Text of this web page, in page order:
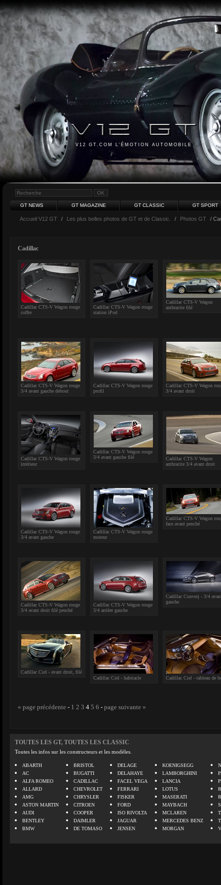
V12 GT.COM L'ÉMOTION AUTOMOBILE
GT NEWS GT MAGAZINE GT CLASSIC GT SPORT
Accueil V12 GT / Les plus belles photos de GT et de Classic. / Photos GT /
Cadillac
Cadillac CTS-V Wagon rouge
coffre
Cadillac CTS-V Wagon rouge
station iPod
Cadillac CTS-V Wagon
anthracite filé
Cadillac CTS-V Wagon rouge
3/4 avant gauche debout
Cadillac CTS-V Wagon rouge
profil
Cadillac CTS-V Wagon
3/4 avant droit
Cadillac CTS-V Wagon rouge
intérieur
Cadillac CTS-V Wagon rouge
3/4 avant gauche filé
Cadillac CTS-V Wagon
anthracite 3/4 avant droit
Cadillac CTS-V Wagon rouge
3/4 avant gauche
Cadillac CTS-V Wagon rouge
moteur
Cadillac CTS-V Wagon
face avant penché
Cadillac CTS-V Wagon rouge
3/4 avant droit filé penché
Cadillac CTS-V Wagon rouge
3/4 arrière gauche
Cadillac Converj - 3/4
gauche
Cadillac Ciel - avant droit, filé
Cadillac Ciel - habitacle
Cadillac Ciel - tableau de
« page précédente - 1 2 3 4 5 6 - page suivante »
TOUTES LES GT, TOUTES LES CLASSIC
Toutes les infos sur les constructeurs et les modèles.
ABARTH
AC
ALFA ROMEO
ALLARD
AMG
ASTON MARTIN
AUDI
BENTLEY
BMW
BRISTOL
BUGATTI
CADILLAC
CHEVROLET
CHRYSLER
CITROEN
COOPER
DAIMLER
DE TOMASO
DELAGE
DELAHAYE
FACEL VEGA
FERRARI
FISKER
FORD
ISO RIVOLTA
JAGUAR
JENSEN
KOENIGSEGG
LAMBORGHINI
LANCIA
LOTUS
MASERATI
MAYBACH
MCLAREN
MERCEDES BENZ
MORGAN